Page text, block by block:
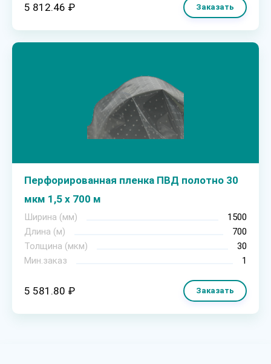
5 812.46 ₽ Заказать
Перфорированная пленка ПВД полотно 30
мкм 1,5 х 700 м
Ширина (мм)
1500
Длина (м)
700
Толщина (мкм)
30
Мин.заказ
1
5 581.80 ₽ Заказать